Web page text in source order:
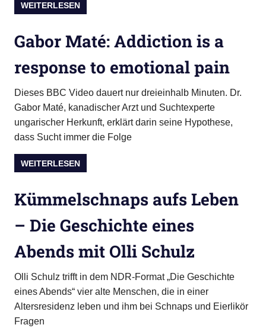
WEITERLESEN
Gabor Maté: Addiction is a
response to emotional pain
Dieses BBC Video dauert nur dreieinhalb Minuten. Dr.
Gabor Maté, kanadischer Arzt und Suchtexperte
ungarischer Herkunft, erklärt darin seine Hypothese,
dass Sucht immer die Folge
WEITERLESEN
Kümmelschnaps aufs Leben
– Die Geschichte eines
Abends mit Olli Schulz
Olli Schulz trifft in dem NDR-Format „Die Geschichte
eines Abends“ vier alte Menschen, die in einer
Altersresidenz leben und ihm bei Schnaps und Eierlikör
Fragen